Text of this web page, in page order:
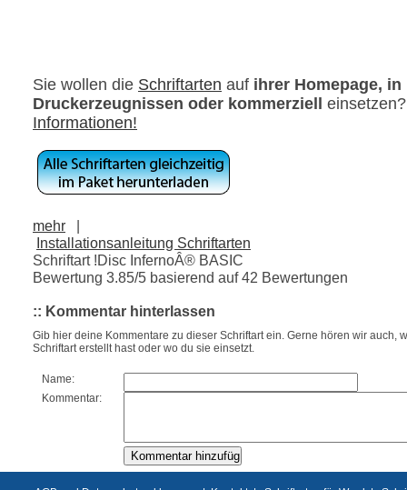
Sie wollen die Schriftarten auf ihrer Homepage, in
Druckerzeugnissen oder kommerziell
Informationen!
mehr
|
Installationsanleitung Schriftarten
Schriftart !Disc InfernoÂ® BASIC
Bewertung 3.85/5 basierend auf42 Bewertungen
:: Kommentar hinterlassen
Gib hier deine Kommentare zu dieser Schriftart ein. Gerne hören wir auch,
Schriftart erstellt hast oder wo du sie einsetzt.
Name:
Kommentar: